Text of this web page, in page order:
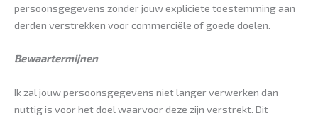
persoonsgegevens zonder jouw expliciete toestemming aan
derden verstrekken voor commerciële of goede doelen.
Bewaartermijnen
Ik zal jouw persoonsgegevens niet langer verwerken dan
nuttig is voor het doel waarvoor deze zijn verstrekt. Dit